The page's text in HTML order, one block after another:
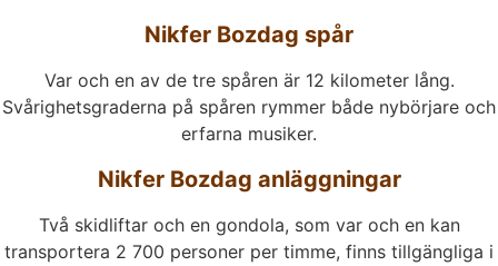
Nikfer Bozdag spår
Var och en av de tre spåren är 12 kilometer lång.
Svårighetsgraderna på spåren rymmer både nybörjare och
erfarna musiker.
Nikfer Bozdag anläggningar
Två skidliftar och en gondola, som var och en kan
transportera 2 700 personer per timme, finns tillgängliga i